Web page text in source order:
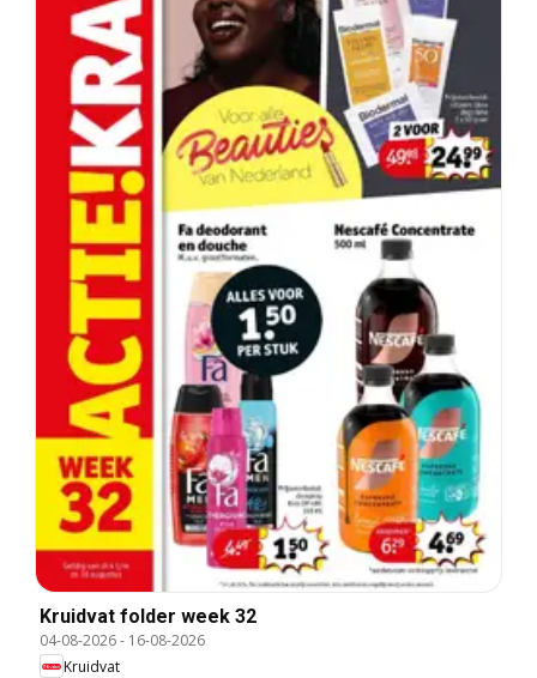
Kruidvat folder week 32
04-08-2026- 16-08-2026
Kruidvat